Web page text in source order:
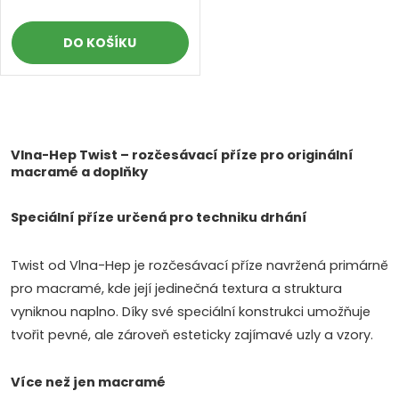
d
u
t
ů
d
u
t
ů
DO KOŠÍKU
v
á
d
a
c
í
Vlna-Hep Twist – rozčesávací příze pro originální
macramé a doplňky
Speciální příze určená pro techniku drhání
Twist od Vlna-Hep je rozčesávací příze navržená primárně
pro macramé, kde její jedinečná textura a struktura
vyniknou naplno. Díky své speciální konstrukci umožňuje
tvořit pevné, ale zároveň esteticky zajímavé uzly a vzory.
Více než jen macramé